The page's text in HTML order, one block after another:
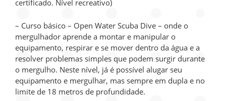
certificado. Nível recreativo)
– Curso básico – Open Water Scuba Dive – onde o
mergulhador aprende a montar e manipular o
equipamento, respirar e se mover dentro da água e a
resolver problemas simples que podem surgir durante
o mergulho. Neste nível, já é possível alugar seu
equipamento e mergulhar, mas sempre em dupla e no
limite de 18 metros de profundidade.